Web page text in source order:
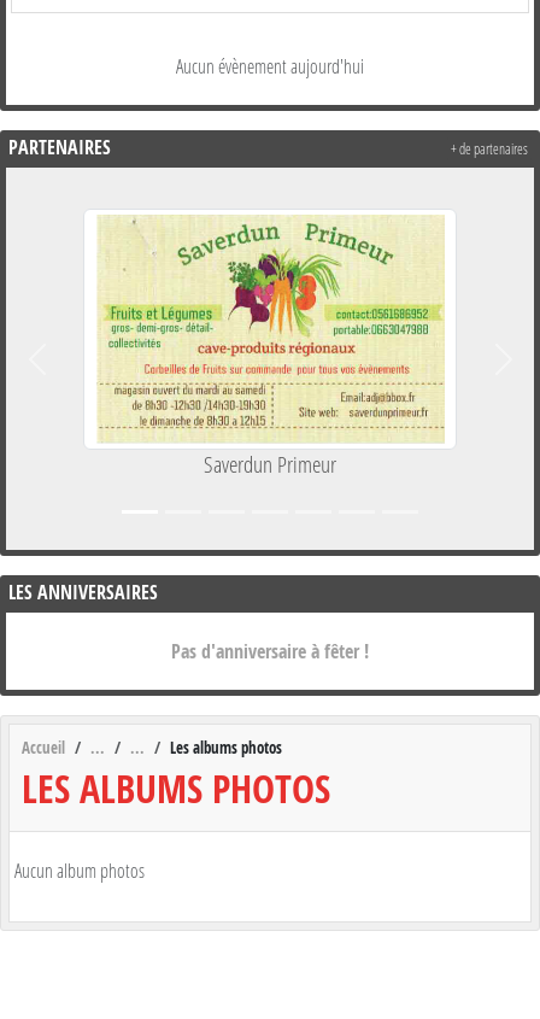
Accueil Les albums photos
LES ALBUMS PHOTOS
Aucun album photos
Aucun évènement aujourd'hui
PARTENAIRES
Saverdun Primeur
+ de partenaires
LES ANNIVERSAIRES
Pas d'anniversaire à fêter !